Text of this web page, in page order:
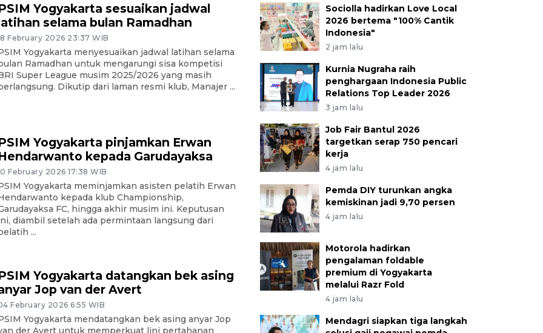
Yogyakarta sesuaikan jadwal
selama bulan Ramadhan
February 2026 23:37 WIB
Yogyakarta menyesuaikan jadwal latihan selama
Ramadhan untuk mengarungi sisa kompetisi
Super League musim 2025/2026 yang masih
Dikutip dari laman resmi klub, Manajer ...
Yogyakarta pinjamkan Erwan
kepada Garudayaksa
February 2026 17:38 WIB
Yogyakarta meminjamkan asisten pelatih Erwan
kepada klub Championship,
FC, hingga akhir musim ini. Keputusan
diambil setelah ada permintaan langsung dari
...
Yogyakarta datangkan bek asing
Jop van der Avert
February 2026 6:55 WIB
Yogyakarta mendatangkan bek asing anyar Jop
Sociolla hadirkan Love Local
2026 bertema "100% Cantik
Indonesia"
2 jam lalu
Kurnia Nugraha raih
penghargaan Indonesia Public
Relations Top Leader 2026
3 jam lalu
Job Fair Bantul 2026
targetkan serap 750 pencari
kerja
4 jam lalu
Pemda DIY turunkan angka
kemiskinan jadi 9,70 persen
4 jam lalu
Motorola hadirkan
pengalaman foldable
premium di Yogyakarta
melalui Razr Fold
4 jam lalu
Mendagri siapkan tiga langkah